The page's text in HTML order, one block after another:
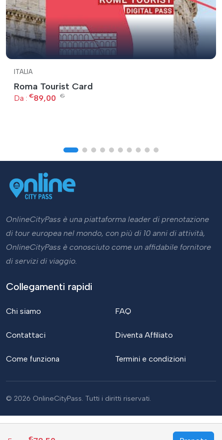
ITALIA
Roma Tourist Card
Da : €89,00 €
€
OnlineCityPass è una piattaforma leader di prenotazione
di tour europea nel mondo, con più di 10 anni di attività,
OnlineCityPass è conosciuto come un affidabile fornitore
di servizi di viaggio.
Collegamenti rapidi
Chi siamo
Contattaci
Come funziona
FAQ
Diventa Affiliato
Termini e condizioni
© 2026 OnlineCityPass. Tutti i diritti riservati.